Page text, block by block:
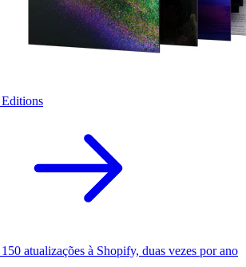
atualizações à Shopify, duas vezes por ano